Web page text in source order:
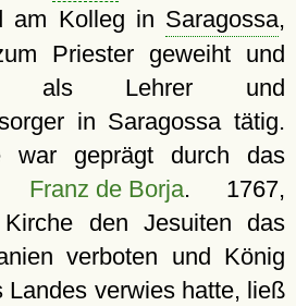
am Kolleg in Saragossa,
Priester geweiht und
als Lehrer und
in Saragossa tätig.
war geprägt durch das
Franz de Borja. 1767,
den Jesuiten das
verboten und König
Landes verwies hatte, ließ